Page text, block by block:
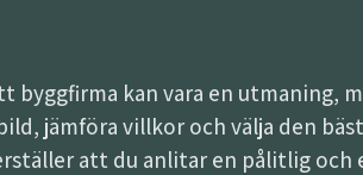
byggfirma kan vara en utmaning,
jämföra villkor och välja den
att du anlitar en pålitlig och